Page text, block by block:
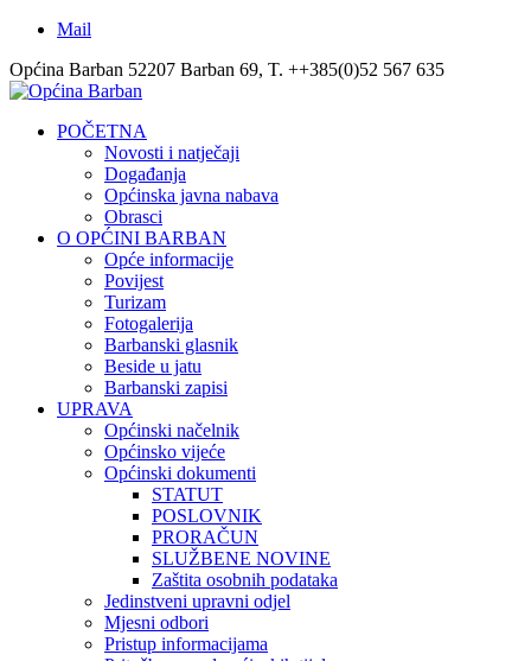
Mail
Općina Barban 52207 Barban 69, T. ++385(0)52 567 635
POČETNA
Novosti i natječaji
Događanja
Općinska javna nabava
Obrasci
O OPĆINI BARBAN
Opće informacije
Povijest
Turizam
Fotogalerija
Barbanski glasnik
Beside u jatu
Barbanski zapisi
UPRAVA
Općinski načelnik
Općinsko vijeće
Općinski dokumenti
STATUT
POSLOVNIK
PRORAČUN
SLUŽBENE NOVINE
Zaštita osobnih podataka
Jedinstveni upravni odjel
Mjesni odbori
Pristup informacijama